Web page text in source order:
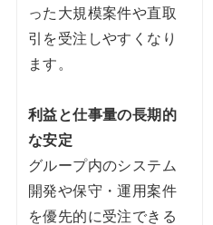
った大規模案件や直取
引を受注しやすくなり
ます。
利益と仕事量の長期的
な安定
グループ内のシステム
開発や保守・運用案件
を優先的に受注できる